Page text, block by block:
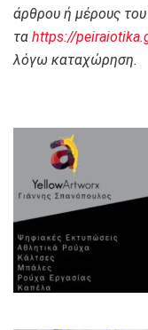
άρθρου ή μέρους
τα https://
λόγω καταχώρηση.